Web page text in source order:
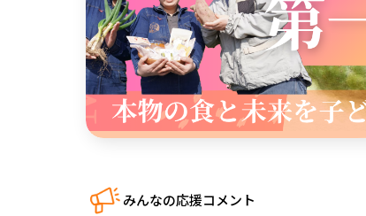
みんなの応援コメント